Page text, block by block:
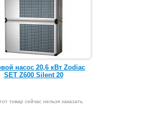
насос 20,6 кВт Zodiac
SET Z600 Silent 20
товар сейчас нельзя заказать